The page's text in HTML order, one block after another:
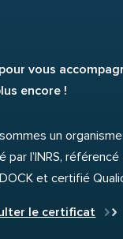
vous
encore !
un
par l’INRS, référencé
et certifié
le certificat